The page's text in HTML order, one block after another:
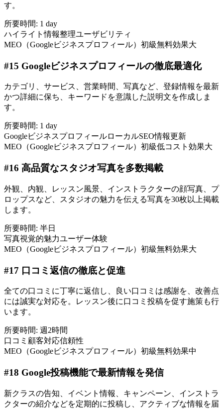
す。
所要時間: 1 day
ハイライト情報整理ユーザビリティ
MEO（Googleビジネスプロフィール） 初級無料効果大
#15 Googleビジネスプロフィールの徹底最適化
カテゴリ、サービス、営業時間、写真など、登録情報を最新
かつ詳細に保ち、キーワードを意識した説明文を作成しま
す。
所要時間: 1 day
GoogleビジネスプロフィールローカルSEO情報更新
MEO（Googleビジネスプロフィール） 初級低コスト 効果大
#16 高品質なスタジオ写真を多数掲載
外観、内観、レッスン風景、インストラクターの顔写真、プ
ロップスなど、スタジオの魅力を伝える写真を30枚以上掲載
します。
所要時間: 半日
写真視覚的魅力ユーザー体験
MEO（Googleビジネスプロフィール） 初級無料効果大
#17 口コミ返信の徹底と促進
全ての口コミに丁寧に返信し、良い口コミは感謝を、改善点
には誠実な対応を。レッスン後に口コミ投稿を促す施策も行
います。
所要時間: 週2時間
口コミ 顧客対応信頼性
MEO（Googleビジネスプロフィール） 初級無料効果中
#18 Google投稿機能で最新情報を発信
新クラスの告知、イベント情報、キャンペーン、インストラ
クターの紹介などを定期的に投稿し、アクティブな情報を届